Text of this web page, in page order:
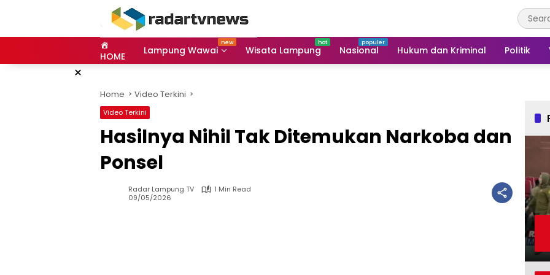
HOME Lampung Wawai Wisata Lampung Nasional Hukum dan Kriminal Politik
×
Home Video Terkini
Video Terkini
Hasilnya Nihil Tak Ditemukan Narkoba dan
Ponsel
Radar Lampung TV
1 Min Read
09/05/2026